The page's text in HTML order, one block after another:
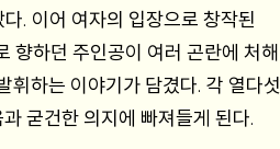
. 이어 여자의 입장으로 창작된
향하던 주인공이 여러 곤란에 처해
휘하는 이야기가 담겼다. 각 열다섯
굳건한 의지에 빠져들게 된다.